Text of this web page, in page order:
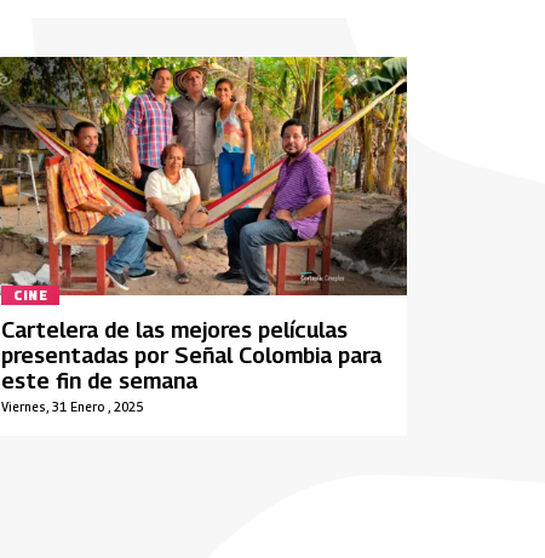
CINE
Viernes, 31 Enero , 2025
Cartelera de las mejores películas
presentadas por Señal Colombia para
este fin de semana